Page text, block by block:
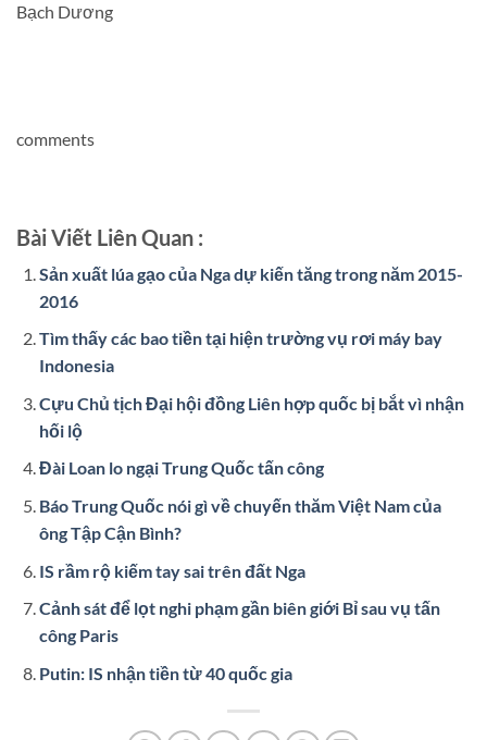
Bạch Dương
comments
Bài Viết Liên Quan :
Sản xuất lúa gạo của Nga dự kiến tăng trong năm 2015-
2016
Tìm thấy các bao tiền tại hiện trường vụ rơi máy bay
Indonesia
Cựu Chủ tịch Đại hội đồng Liên hợp quốc bị bắt vì nhận
hối lộ
Đài Loan lo ngại Trung Quốc tấn công
Báo Trung Quốc nói gì về chuyến thăm Việt Nam của
ông Tập Cận Bình?
IS rầm rộ kiếm tay sai trên đất Nga
Cảnh sát để lọt nghi phạm gần biên giới Bỉ sau vụ tấn
công Paris
Putin: IS nhận tiền từ 40 quốc gia